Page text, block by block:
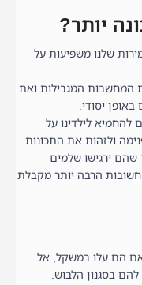
יותר?
שלנו משפיעות על
המחשבות המגבילות ואת
יסודי.
לילדינו על
ולזהות את התכונות
ירגישו שלמים
הרבה יותר מקבלת
הם עלו במשקל, אל
בסגנון הלבוש.